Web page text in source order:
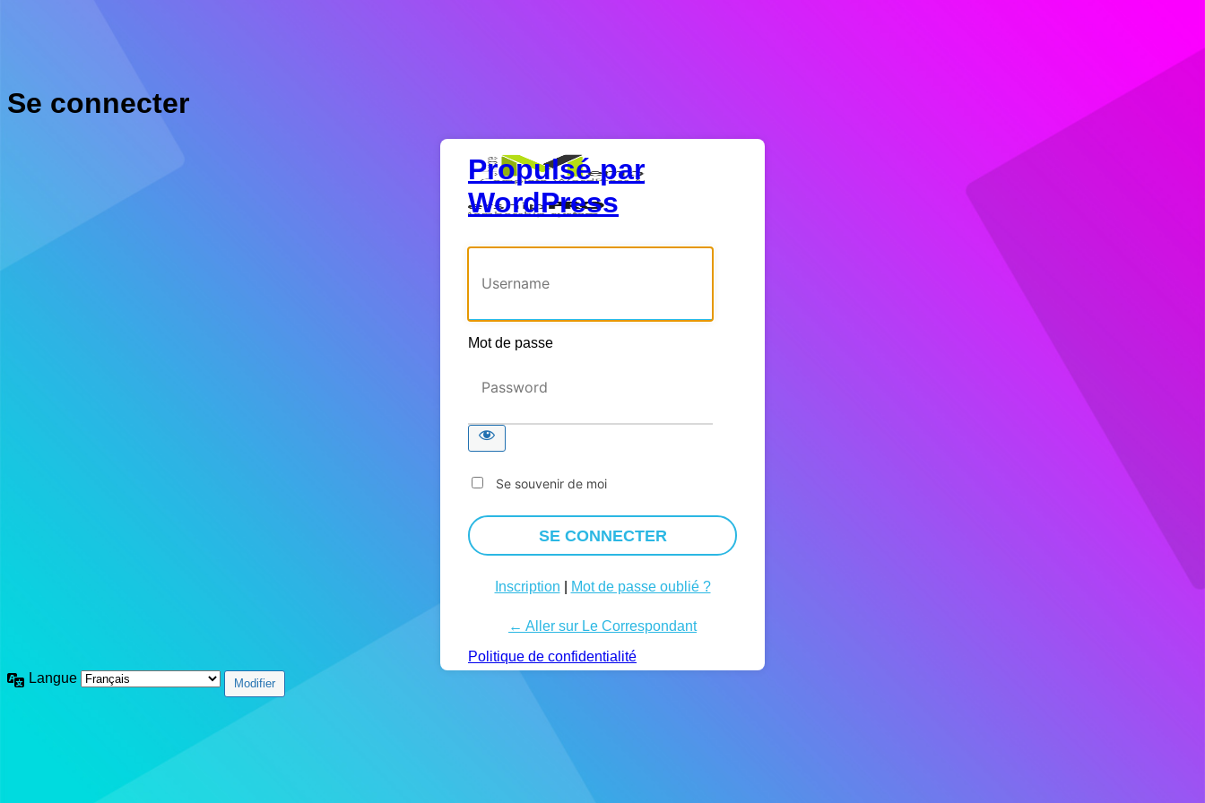
Se connecter
Propulsé par
WordPress
Mot de passe
Se souvenir de moi
Inscription Mot de passe oublié ?
← Aller sur Le Correspondant
Politique de confidentialité
Langue